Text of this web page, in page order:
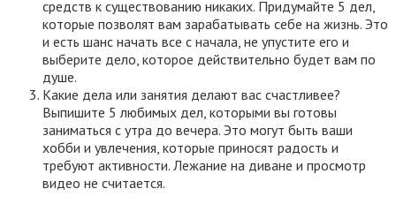
средств к существованию никаких. Придумайте 5 дел,
которые позволят вам зарабатывать себе на жизнь. Это
и есть шанс начать все с начала, не упустите его и
выберите дело, которое действительно будет вам по
душе.
Какие дела или занятия делают вас счастливее?
Выпишите 5 любимых дел, которыми вы готовы
заниматься с утра до вечера. Это могут быть ваши
хобби и увлечения, которые приносят радость и
требуют активности. Лежание на диване и просмотр
видео не считается.